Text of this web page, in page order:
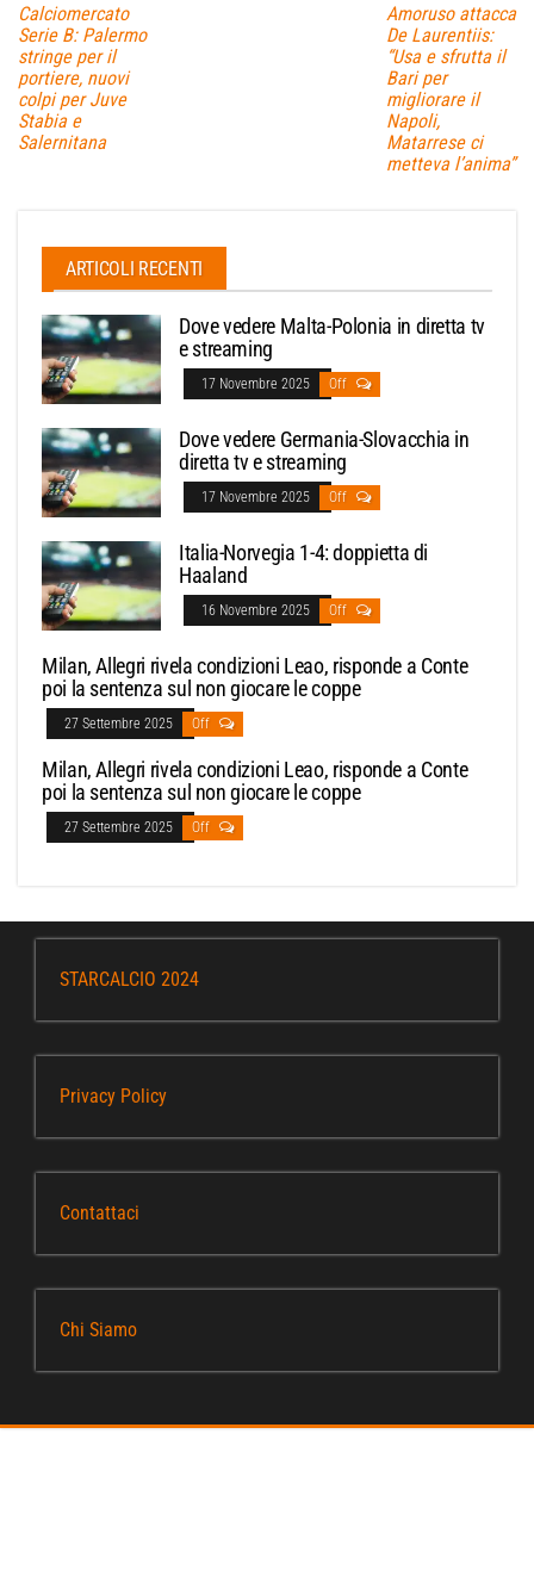
Calciomercato
Serie B: Palermo
stringe per il
portiere, nuovi
colpi per Juve
Stabia e
Salernitana
Amoruso attacca
De Laurentiis:
“Usa e sfrutta il
Bari per
migliorare il
Napoli,
Matarrese ci
metteva l’anima”
ARTICOLI RECENTI
Dove vedere Malta-Polonia in diretta tv
e streaming
17 Novembre 2025 Off
Dove vedere Germania-Slovacchia in
diretta tv e streaming
17 Novembre 2025 Off
Italia-Norvegia 1-4: doppietta di
Haaland
16 Novembre 2025 Off
Milan, Allegri rivela condizioni Leao, risponde a Conte
poi la sentenza sul non giocare le coppe
27 Settembre 2025 Off
Milan, Allegri rivela condizioni Leao, risponde a Conte
poi la sentenza sul non giocare le coppe
27 Settembre 2025 Off
STARCALCIO 2024
Privacy Policy
Contattaci
Chi Siamo